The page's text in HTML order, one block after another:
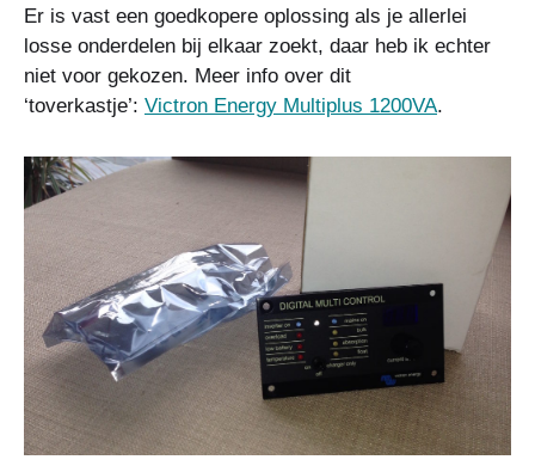
Er is vast een goedkopere oplossing als je allerlei
losse onderdelen bij elkaar zoekt, daar heb ik echter
niet voor gekozen. Meer info over dit
‘toverkastje’: Victron Energy Multiplus 1200VA.